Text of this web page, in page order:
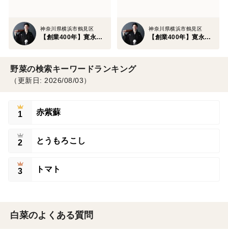
神奈川県横浜市鶴見区
【創業400年】寛永鶴見園
神奈川県横浜市鶴見区
【創業400年】寛永鶴見園
野菜の検索キーワードランキング
（更新日: 2026/08/03）
1 赤紫蘇
2 とうもろこし
3 トマト
白菜のよくある質問